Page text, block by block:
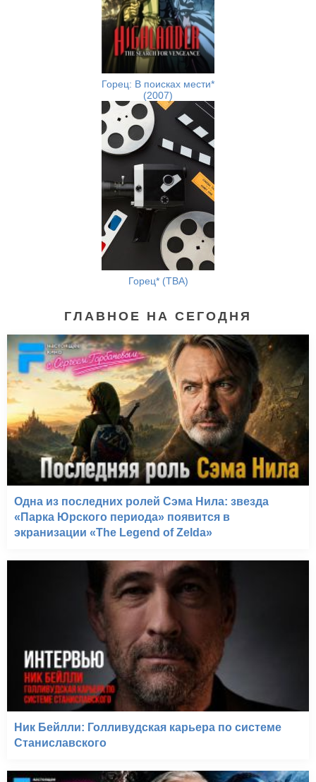
Горец: В поисках мести*
(2007)
Горец* (TBA)
ГЛАВНОЕ НА СЕГОДНЯ
Одна из последних ролей Сэма Нила: звезда
«Парка Юрского периода» появится в
экранизации «The Legend of Zelda»
Ник Бейлли: Голливудская карьера по системе
Станиславского